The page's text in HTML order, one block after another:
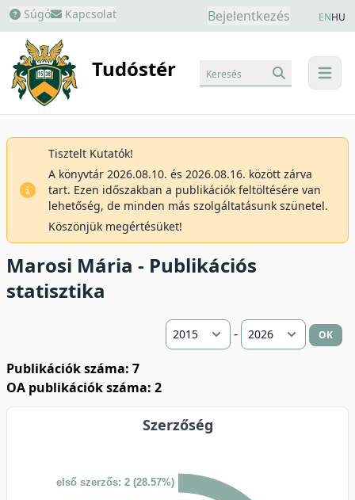
Súgó Kapcsolat Bejelentkezés ENHU
Tudóstér menu
Keresés
Tisztelt Kutatók!
A könyvtár 2026.08.10. és 2026.08.16. között zárva
tart. Ezen időszakban a publikációk feltöltésére van
lehetőség, de minden más szolgáltatásunk szünetel.
Köszönjük megértésüket!
Marosi Mária - Publikációs
statisztika
- OK
Publikációk száma: 7
OA publikációk száma: 2
Szerzőség
első szerzős: 2 (28.57%)